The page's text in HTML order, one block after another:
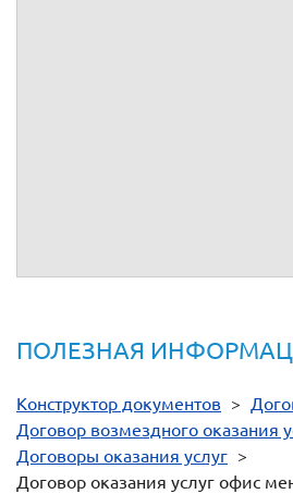
ПОЛЕЗНАЯ
Конструктор документов >
Договор возмездного оказания
Договоры оказания услуг >
Договор оказания услуг офис